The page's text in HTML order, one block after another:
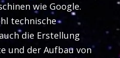
wie Google.
technische
die Erstellung
und der Aufbau von